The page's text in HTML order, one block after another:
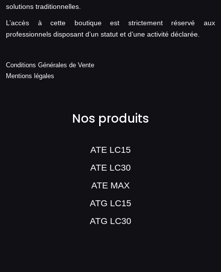
solutions traditionnelles.
L’accès à cette boutique est strictement réservé aux
professionnels disposant d’un statut et d’une activité déclarée.
Conditions Générales de Vente
Mentions légales
Nos produits
ATE LC15
ATE LC30
ATE MAX
ATG LC15
ATG LC30